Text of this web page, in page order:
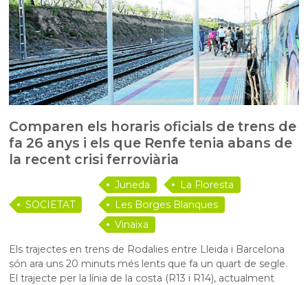
Comparen els horaris oficials de trens de
fa 26 anys i els que Renfe tenia abans de
la recent crisi ferroviària
SOCIETAT
Juneda
La Floresta
Les Borges Blanques
Vinaixa
Els trajectes en trens de Rodalies entre Lleida i Barcelona
són ara uns 20 minuts més lents que fa un quart de segle.
El trajecte per la línia de la costa (R13 i R14), actualment